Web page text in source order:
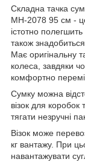
Складна тачка
MH-2078 95 см -
істотно
також
Має оригінальну
колеса, завдяки
комфортно
Сумку можна
візок для
тягати незручні
Візок може
кг вантажу. При
навантажувати